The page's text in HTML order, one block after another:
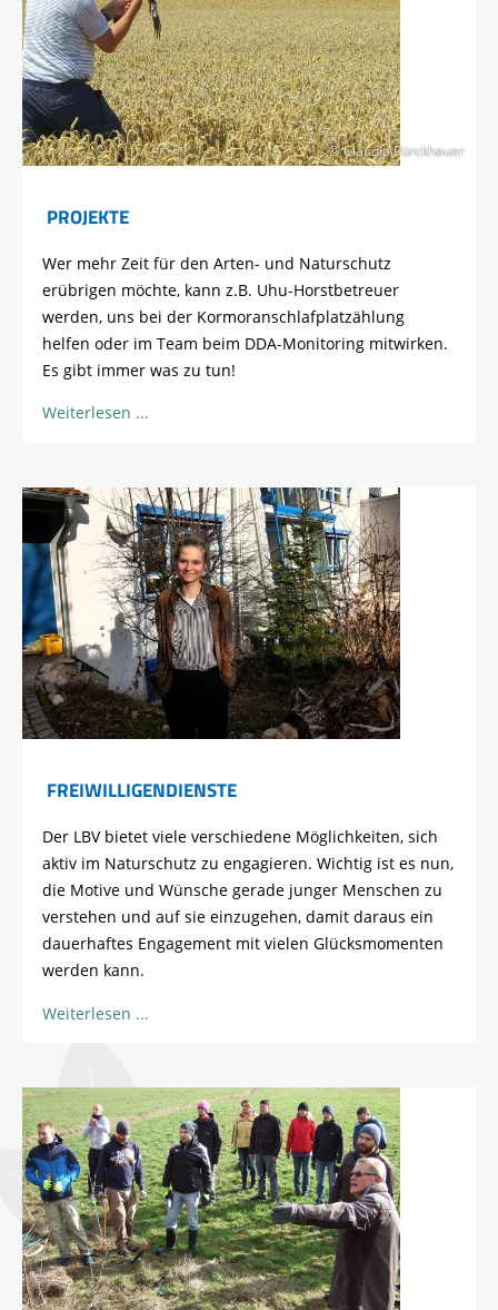
© Claudia Pürckhauer
PROJEKTE
Wer mehr Zeit für den Arten- und Naturschutz
erübrigen möchte, kann z.B. Uhu-Horstbetreuer
werden, uns bei der Kormoranschlafplatzählung
helfen oder im Team beim DDA-Monitoring mitwirken.
Es gibt immer was zu tun!
Weiterlesen
FREIWILLIGENDIENSTE
Der LBV bietet viele verschiedene Möglichkeiten, sich
aktiv im Naturschutz zu engagieren. Wichtig ist es nun,
die Motive und Wünsche gerade junger Menschen zu
verstehen und auf sie einzugehen, damit daraus ein
dauerhaftes Engagement mit vielen Glücksmomenten
werden kann.
Weiterlesen